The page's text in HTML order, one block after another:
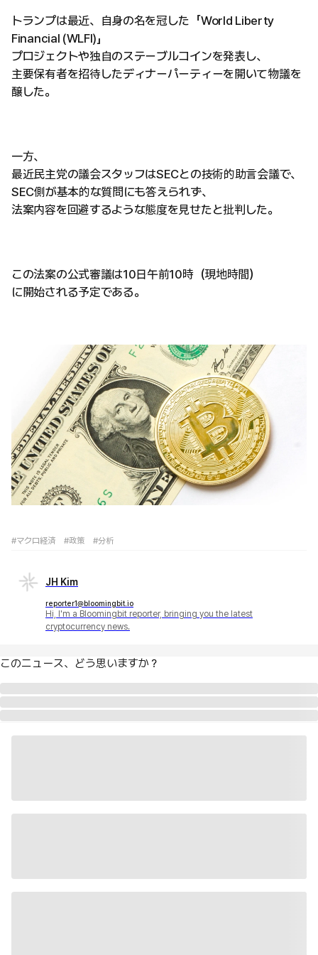
トランプは最近、自身の名を冠した「World Liberty
Financial (WLFI)」
プロジェクトや独自のステーブルコインを発表し、
主要保有者を招待したディナーパーティーを開いて物議を
醸した。
一方、
最近民主党の議会スタッフはSECとの技術的助言会議で、
SEC側が基本的な質問にも答えられず、
法案内容を回避するような態度を見せたと批判した。
この法案の公式審議は10日午前10時（現地時間）
に開始される予定である。
#マクロ経済 #政策 #分析
JH Kim
reporter1@bloomingbit.io
Hi, I'm a Bloomingbit reporter, bringing you the latest
cryptocurrency news.
このニュース、どう思いますか？